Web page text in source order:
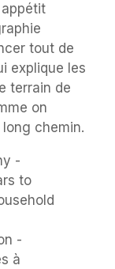
tout de
explique les
terrain de
on
chemin.
-
à